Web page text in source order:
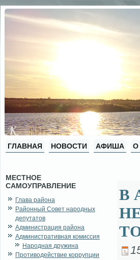
ГЛАВНАЯ НОВОСТИ АФИША О
МЕСТНОЕ
САМОУПРАВЛЕНИЕ
Глава района
Районный Совет народных
депутатов
Администрация района
Административная комиссия
Народная дружина
Противодействие коррупции
В